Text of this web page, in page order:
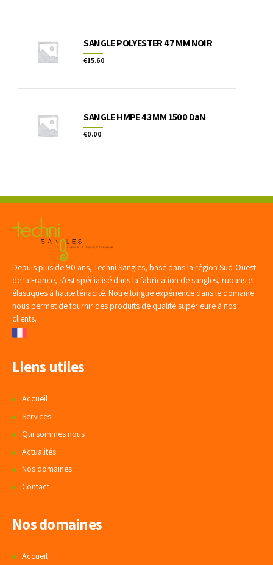
SANGLE POLYESTER 47 MM NOIR
€15.60
SANGLE HMPE 43 MM 1500 DaN
€0.00
Depuis plus de 90 ans, Techni Sangles, basé dans la région Sud-Ouest
de la France, s’est spécialisé dans la fabrication de sangles, rubans et
élastiques à haute ténacité. Notre longue expérience dans le domaine
nous permet de fournir des produits de qualité supérieure à nos
clients.
Liens utiles
Accueil
Services
Qui sommes nous
Actualités
Nos domaines
Contact
Nos domaines
Accueil